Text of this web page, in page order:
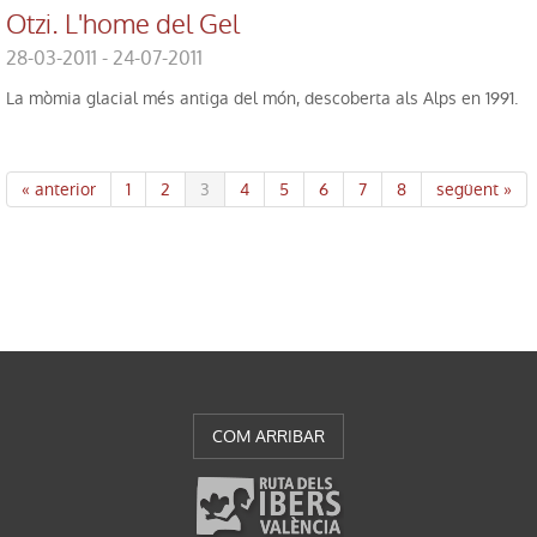
Otzi. L'home del Gel
28-03-2011 - 24-07-2011
La mòmia glacial més antiga del món, descoberta als Alps en 1991.
« anterior 1 2 3 4 5 6 7 8 següent »
COM ARRIBAR